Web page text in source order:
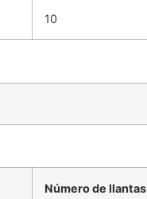
10
Número de llantas